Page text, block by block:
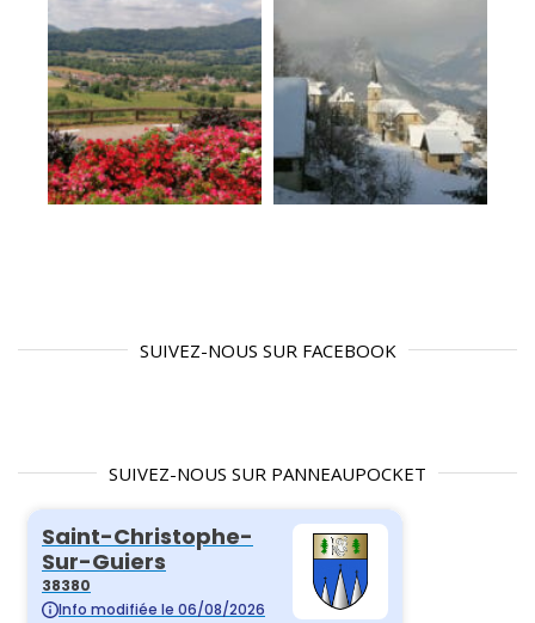
SUIVEZ-NOUS SUR FACEBOOK
SUIVEZ-NOUS SUR PANNEAUPOCKET